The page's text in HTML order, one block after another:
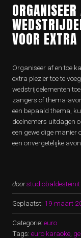
VOOR
Organiseer af en toe
extra plezier toe te
wedstrijdelementen
zangers of thema-
een bepaald thema,
deelnemers uitdagen
een geweldige manier
een onvergetelijke
doorstudiobaldesteinit
Geplaatst: 19 maart
Categorie: euro
Tags: euro karaoke